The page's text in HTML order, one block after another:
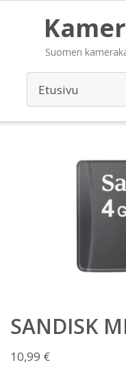
Suomen
SANDISK
10,99 €